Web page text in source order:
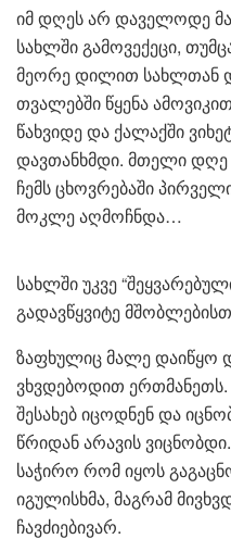
იმ დღეს არ დაველოდე
სახლში გამოვექეცი,
მეორე დილით სახლთან
თვალებში წყენა
წახვიდე და ქალაქში
დავთანხმდი. მთელი
ჩემს ცხოვრებაში
მოკლე აღმოჩნდა…
სახლში უკვე
გადავწყვიტე
ზაფხულიც მალე დაიწყო
ვხვდებოდით ერთმანეთს.
შესახებ იცოდნენ და
წრიდან არავის
საჭირო რომ იყოს
იგულისხმა, მაგრამ
ჩავძიებივარ.